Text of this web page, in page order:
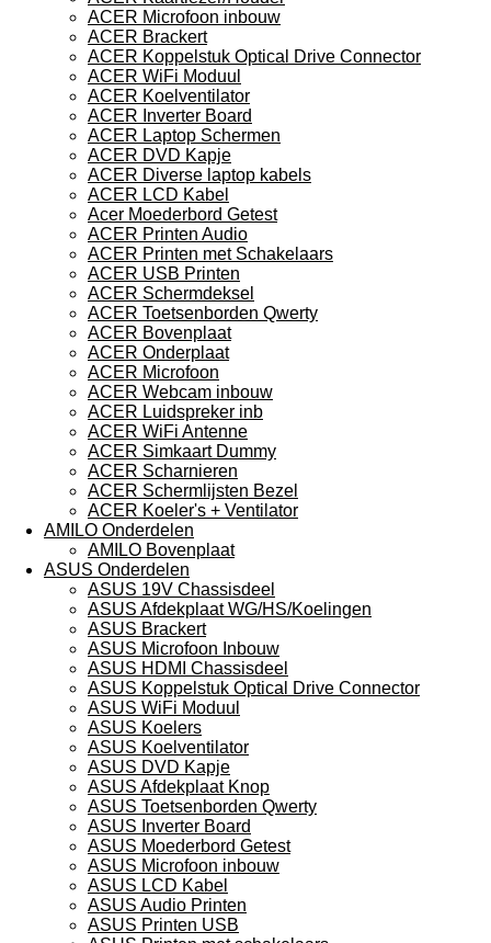
ACER Microfoon inbouw
ACER Brackert
ACER Koppelstuk Optical Drive Connector
ACER WiFi Moduul
ACER Koelventilator
ACER Inverter Board
ACER Laptop Schermen
ACER DVD Kapje
ACER Diverse laptop kabels
ACER LCD Kabel
Acer Moederbord Getest
ACER Printen Audio
ACER Printen met Schakelaars
ACER USB Printen
ACER Schermdeksel
ACER Toetsenborden Qwerty
ACER Bovenplaat
ACER Onderplaat
ACER Microfoon
ACER Webcam inbouw
ACER Luidspreker inb
ACER WiFi Antenne
ACER Simkaart Dummy
ACER Scharnieren
ACER Schermlijsten Bezel
ACER Koeler's + Ventilator
AMILO Onderdelen
AMILO Bovenplaat
ASUS Onderdelen
ASUS 19V Chassisdeel
ASUS Afdekplaat WG/HS/Koelingen
ASUS Brackert
ASUS Microfoon Inbouw
ASUS HDMI Chassisdeel
ASUS Koppelstuk Optical Drive Connector
ASUS WiFi Moduul
ASUS Koelers
ASUS Koelventilator
ASUS DVD Kapje
ASUS Afdekplaat Knop
ASUS Toetsenborden Qwerty
ASUS Inverter Board
ASUS Moederbord Getest
ASUS Microfoon inbouw
ASUS LCD Kabel
ASUS Audio Printen
ASUS Printen USB